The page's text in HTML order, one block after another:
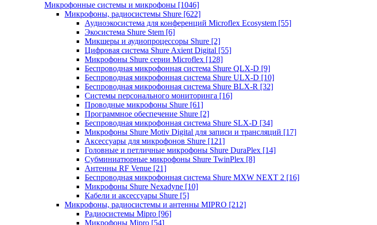
Микрофонные системы и микрофоны [1046]
Микрофоны, радиосистемы Shure [622]
Аудиоэкосистема для конференций Microflex Ecosystem [55]
Экосистема Shure Stem [6]
Микшеры и аудиопроцессоры Shure [2]
Цифровая система Shure Axient Digital [55]
Микрофоны Shure серии Microflex [128]
Беспроводная микрофонная система Shure QLX-D [9]
Беспроводная микрофонная система Shure ULX-D [10]
Беспроводная микрофонная система Shure BLX-R [32]
Системы персонального мониторинга [16]
Проводные микрофоны Shure [61]
Программное обеспечение Shure [2]
Беспроводная микрофонная система Shure SLX-D [34]
Микрофоны Shure Motiv Digital для записи и трансляций [17]
Аксессуары для микрофонов Shure [121]
Головные и петличные микрофоны Shure DuraPlex [14]
Субминиатюрные микрофоны Shure TwinPlex [8]
Антенны RF Venue [21]
Беспроводная микрофонная система Shure MXW NEXT 2 [16]
Микрофоны Shure Nexadyne [10]
Кабели и аксессуары Shure [5]
Микрофоны, радиосистемы и антенны MIPRO [212]
Радиосистемы Mipro [96]
Микрофоны Mipro [54]